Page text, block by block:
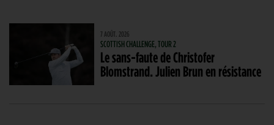
7 AOÛT. 2026
SCOTTISH CHALLENGE, TOUR 2
Le sans-faute de Christofer
Blomstrand. Julien Brun en résistance